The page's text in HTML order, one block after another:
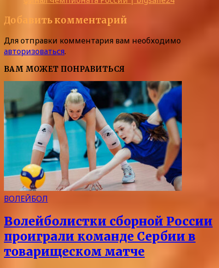
Добавить комментарий
Для отправки комментария вам необходимо
авторизоваться.
ВАМ МОЖЕТ ПОНРАВИТЬСЯ
ВОЛЕЙБОЛ
Волейболистки сборной России
проиграли команде Сербии в
товарищеском матче